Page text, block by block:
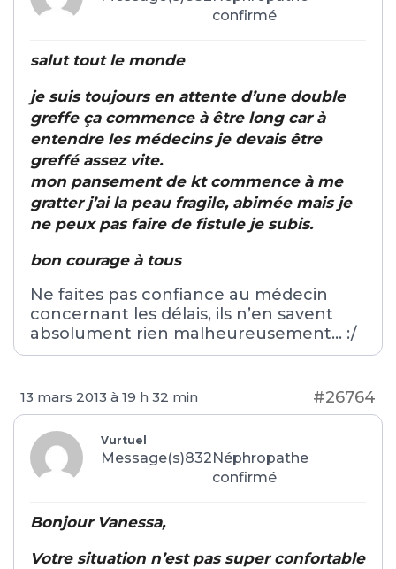
confirmé
salut tout le monde
je suis toujours en attente d’une double
greffe ça commence à être long car à
entendre les médecins je devais être
greffé assez vite.
mon pansement de kt commence à me
gratter j’ai la peau fragile, abimée mais je
ne peux pas faire de fistule je subis.
bon courage à tous
Ne faites pas confiance au médecin
concernant les délais, ils n’en savent
absolument rien malheureusement… :/
13 mars 2013 à 19 h 32 min #26764
Vurtuel
Message(s)832Néphropathe
confirmé
Bonjour Vanessa,
Votre situation n’est pas super confortable